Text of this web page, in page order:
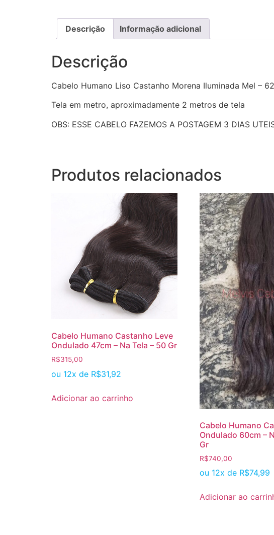
Descrição Informação adicional
Descrição
Cabelo Humano Liso Castanho Morena Iluminada Mel –
Tela em metro, aproximadamente 2 metros de tela
OBS: ESSE CABELO FAZEMOS A POSTAGEM 3 DIAS
Produtos relacionados
Cabelo Humano Castanho Leve
Ondulado 47cm – Na Tela – 50 Gr
R$315,00
ou 12x de R$31,92
Adicionar ao carrinho
Cabelo Humano
Ondulado 60cm –
Gr
R$740,00
ou 12x de R$74,99
Adicionar ao